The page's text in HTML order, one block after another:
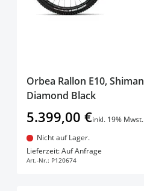
Orbea Rallon E10,
Diamond Black
5.399,00 €inkl. 19% Mwst.
Nicht auf Lager.
Lieferzeit: Auf Anfrage
Art.-Nr.: P120674
In den